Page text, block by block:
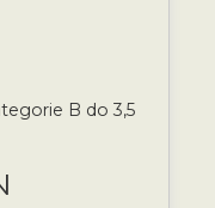
B do 3,5